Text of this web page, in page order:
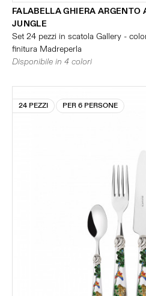
FALABELLA GHIERA ARGENTO
JUNGLE
Set 24 pezzi in scatola Gallery -
finitura Madreperla
Disponibile in 4 colori
24 PEZZI PER 6 PERSONE